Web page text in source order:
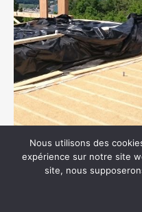
Déversement de balle en
maison ossature bois
Nous utilisons des
expérience sur notre site
site, nous